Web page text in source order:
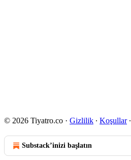
© 2026 Tiyatro.co · Gizlilik ∙ Koşullar∙
Substack’inizi başlatın